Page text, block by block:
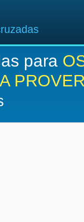
para